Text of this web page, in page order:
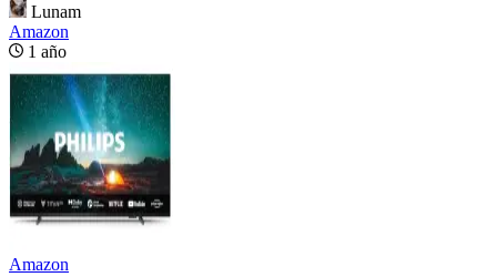
Lunam
Amazon
1 año
Amazon